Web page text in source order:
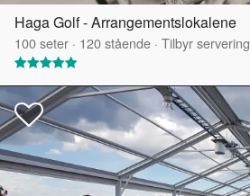
Haga Golf - Arrangementslokalene
100seter · 120stående · Tilbyr servering